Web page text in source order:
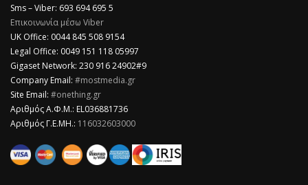
Sms – Viber: 693 694 695 5
Επικοινωνία μέσω Viber
​UK Office: 0044 845 508 9154
Legal Office: 0049 151 118 05997
Gigaset Network: 230 916 24902#9
Company Email: #mostmedia.gr
Site Email: #onething.gr
Αριθμός Α.Φ.Μ.: EL036881736
Αριθμός Γ.Ε.ΜΗ.: 116032603000